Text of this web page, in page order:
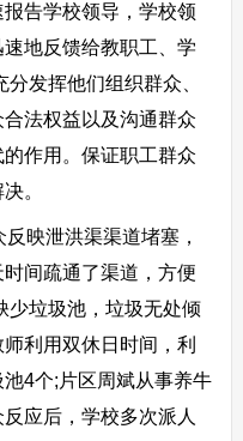
告学校领导，学校领
地反馈给教职工、学
发挥他们组织群众、
法权益以及沟通群众
作用。保证职工群众
。
映泄洪渠渠道堵塞，
间疏通了渠道，方便
少垃圾池，垃圾无处倾
利用双休日时间，利
4个;片区周斌从事养牛
应后，学校多次派人